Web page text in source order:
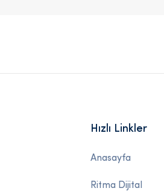
Hızlı Linkler
Anasayfa
Ritma Dijital